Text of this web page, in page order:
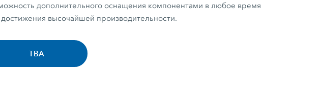
дополнительного оснащения компонентами в любое время
высочайшей производительности.
TBA